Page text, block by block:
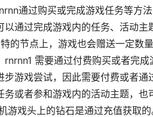
通过购买或完成游戏任务等方
以通过完成游戏内的任务、活动
的节点上，游戏也会赠送一定数
rnrnn1 需要通过付费购买或者完
步游戏尝试，因此需要付费或者
务或者参和游戏内的活动主题，
游戏头上的钻石是通过充值获取